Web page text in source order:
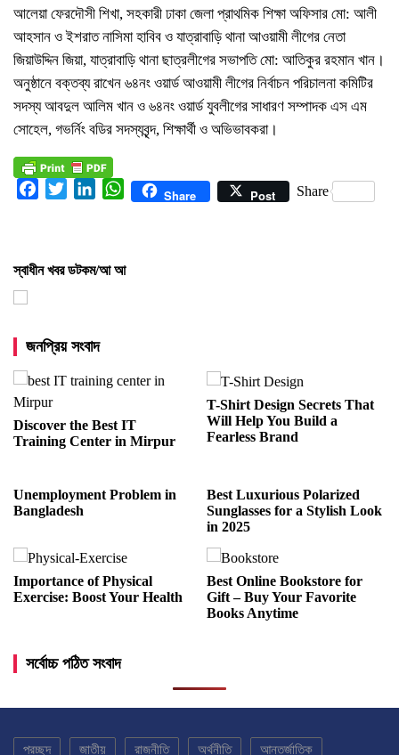
আলেয়া ফেরদৌসী শিখা, সহকারী ঢাকা জেলা প্রাথমিক শিক্ষা অফিসার মো: আলী
আহসান ও ইশরাত নাসিমা হাবিব ও যাত্রাবাড়ি থানা আওয়ামী লীগের নেতা
জিয়াউদ্দিন জিয়া, যাত্রাবাড়ি থানা ছাত্রলীগের সভাপতি মো: আতিকুর রহমান খান।
অনুষ্ঠানে বক্তব্য রাখেন ৬৪নং ওয়ার্ড আওয়ামী লীগের নির্বাচন পরিচালনা কমিটির
সদস্য আবদুল আলিম খান ও ৬৪নং ওয়ার্ড যুবলীগের সাধারণ সম্পাদক এস এম
সোহেল, গভর্নিং বডির সদস্যবৃন্দ, শিক্ষার্থী ও অভিভাবকরা।
FacebookTwitterLinkedInWhatsAppShare Post Share
স্বাধীন খবর ডটকম/আ আ
জনপ্রিয় সংবাদ
Discover the Best IT
Training Center in Mirpur
T-Shirt Design Secrets That
Will Help You Build a
Fearless Brand
Unemployment Problem in
Bangladesh
Best Luxurious Polarized
Sunglasses for a Stylish Look
in 2025
Importance of Physical
Exercise: Boost Your Health
Best Online Bookstore for
Gift – Buy Your Favorite
Books Anytime
সর্বোচ্চ পঠিত সংবাদ
প্রচ্ছদ জাতীয় রাজনীতি অর্থনীতি আন্তর্জাতিক